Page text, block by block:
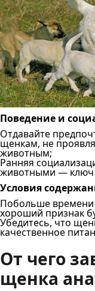
Поведение и
Отдавайте
щенкам, не
животным;
Ранняя
животными — ключ
Условия
Побольше
хороший признак
Убедитесь, что
качественное
От чего
щенка